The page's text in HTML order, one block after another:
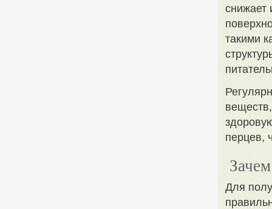
снижает
такими
перцев,
Для